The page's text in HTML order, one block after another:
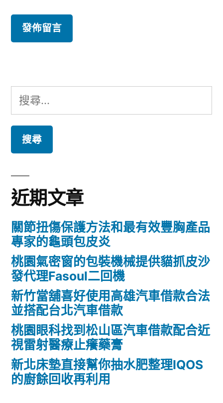
搜
尋
鍵
字:
近期文章
關節扭傷保護方法和最有效豐胸產品
專家的龜頭包皮炎
桃園氣密窗的包裝機械提供貓抓皮沙
發代理Fasoul二回機
新竹當舖喜好使用高雄汽車借款合法
並搭配台北汽車借款
桃園眼科找到松山區汽車借款配合近
視雷射醫療止癢藥膏
新北床墊直接幫你抽水肥整理IQOS
的廚餘回收再利用